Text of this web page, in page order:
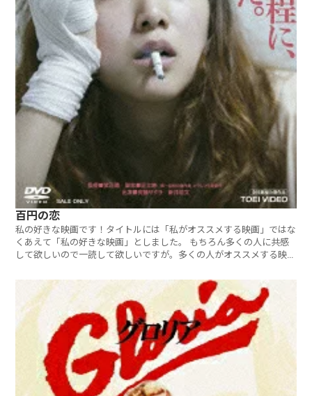
百円の恋
私の好きな映画です！タイトルには「私がオススメする映画」ではな
くあえて「私の好きな映画」としました。 もちろん多くの人に共感
して欲しいので一読して欲しいですが。多くの人がオススメする映画